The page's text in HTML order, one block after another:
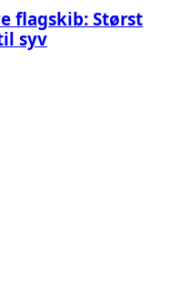
flagskib: Størst
syv